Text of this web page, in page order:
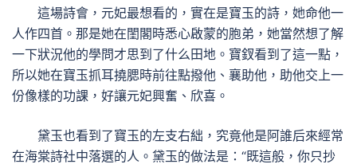
這場詩會，元妃最想看的，實在是寶玉的詩，她命他一
人作四首。那是她在閨閣時悉心啟蒙的胞弟，她當然想了解
一下狀況他的學問才思到了什么田地。寶釵看到了這一點，
所以她在寶玉抓耳撓腮時前往點撥他、襄助他，助他交上一
份像樣的功課，好讓元妃興奮、欣喜。
黛玉也看到了寶玉的左支右絀，究竟他是阿誰后來經常
在海棠詩社中落選的人。黛玉的做法是：“既這般，你只抄